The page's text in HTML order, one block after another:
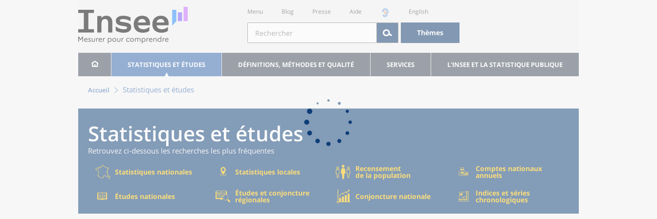
Menu Blog Presse Aide English
Thèmes
STATISTIQUES ET ÉTUDES DÉFINITIONS, MÉTHODES ET QUALITÉ SERVICES L'INSEE ET LA STATISTIQUE PUBLIQUE
Accueil Statistiques et études
Statistiques et études
Retrouvez ci-dessous les recherches les plus fréquentes
Statistiques nationales Statistiques locales Recensement
de la population
Comptes nationaux
annuels
Études nationales Études et conjoncture
régionales Conjoncture nationale Indices et séries
chronologiques